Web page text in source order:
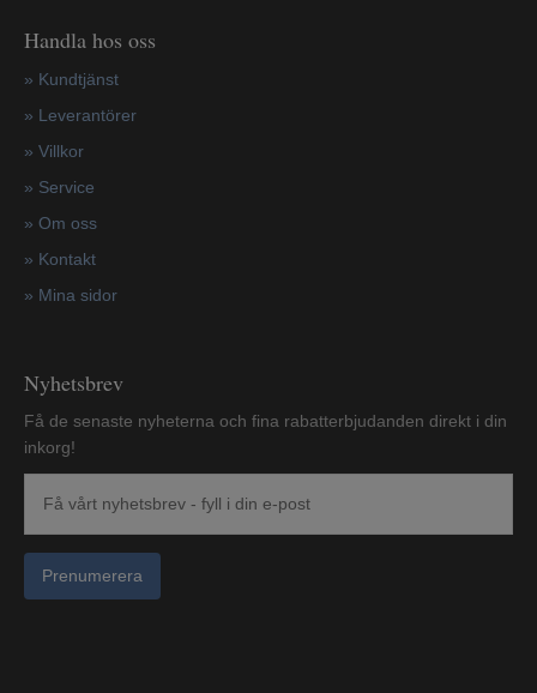
Handla hos oss
» Kundtjänst
» Leverantörer
» Villkor
» Service
» Om oss
» Kontakt
» Mina sidor
Nyhetsbrev
Få de senaste nyheterna och fina rabatterbjudanden direkt i din
inkorg!
Prenumerera